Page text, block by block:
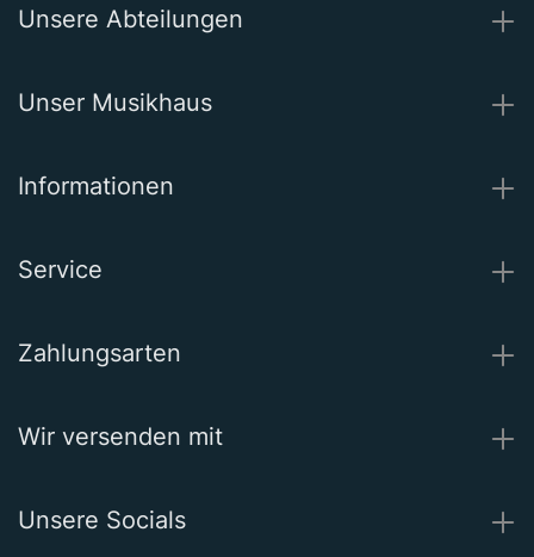
Unsere Abteilungen
Unser Musikhaus
Informationen
Service
Zahlungsarten
Wir versenden mit
Unsere Socials